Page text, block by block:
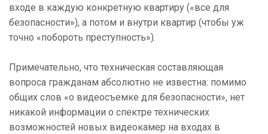
входе в каждую конкретную квартиру («все для
безопасности»), а потом и внутри квартир (чтобы уж
точно «побороть преступность»).
Примечательно, что техническая составляющая
вопроса гражданам абсолютно не известна: помимо
общих слов «о видеосъемке для безопасности», нет
никакой информации о спектре технических
возможностей новых видеокамер на входах в